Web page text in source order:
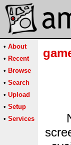
• About
• Recent
• Browse
• Search
• Upload
• Setup
• Services